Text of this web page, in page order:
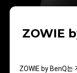
ZOWIE
ZOWIE by BenQ는